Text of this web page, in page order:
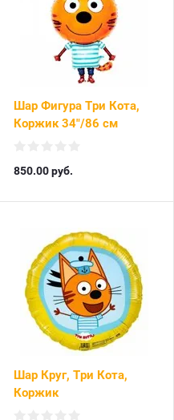
Шар Фигура Три Кота,
Коржик 34"/86 см
850.00руб.
Шар Круг, Три Кота,
Коржик